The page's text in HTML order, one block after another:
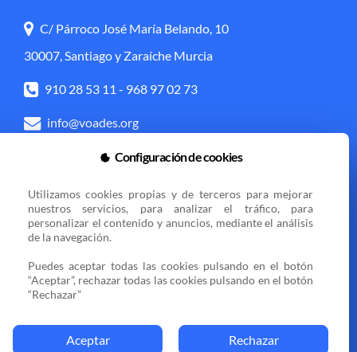
C/ Párroco José María Belando, 10
30007, Santiago y Zaraíche Murcia
910 28 53 11 - 968 97 02 73
info@voades.org
Transparencia
Política de cookies
Aviso legal
Sedes
© 2025 VOCES AMIGAS DE ESPERANZA
Configuración de cookies
Utilizamos cookies propias y de terceros para mejorar
nuestros servicios, para analizar el tráfico, para
personalizar el contenido y anuncios, mediante el análisis
de la navegación.
Puedes aceptar todas las cookies pulsando en el botón
“Aceptar”, rechazar todas las cookies pulsando en el botón
“Rechazar”
Aceptar Rechazar